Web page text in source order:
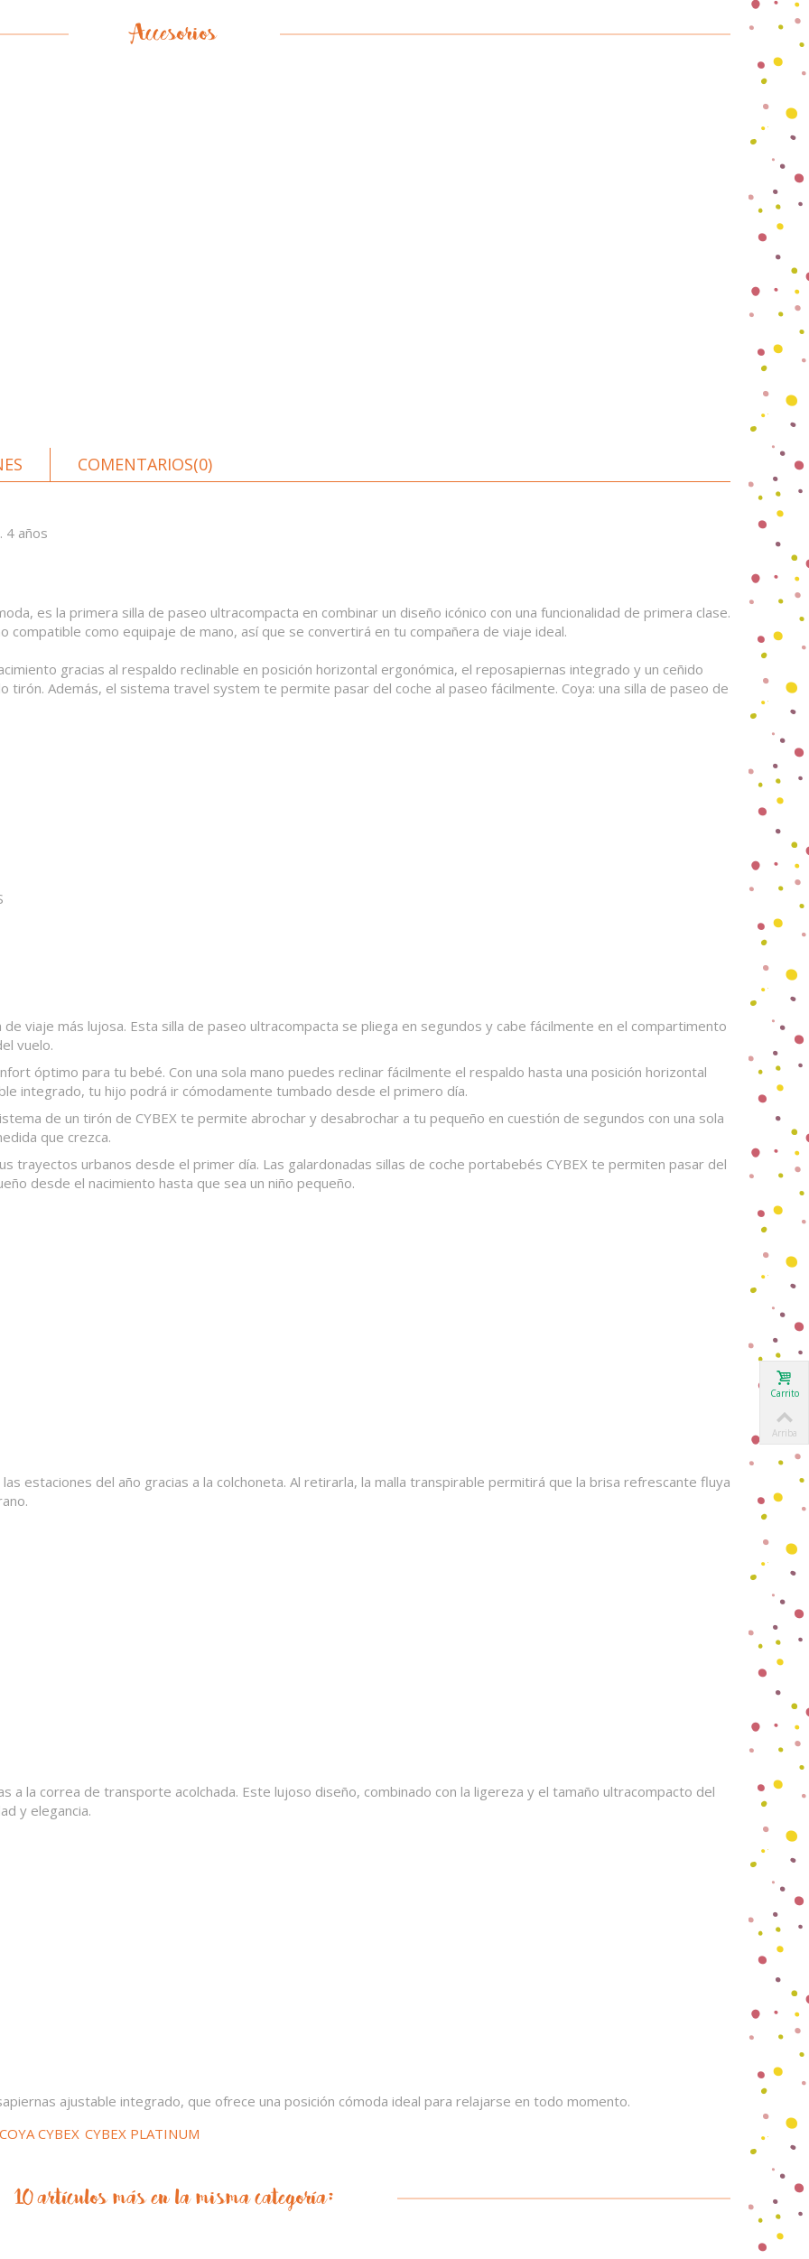
Accesorios
COMENTARIOS(0)
4 años
es la primera silla de paseo ultracompacta en combinar un diseño icónico con una funcionalidad de primera clase.
compatible como equipaje de mano, así que se convertirá en tu compañera de viaje ideal.
gracias al respaldo reclinable en posición horizontal ergonómica, el reposapiernas integrado y un ceñido
tirón. Además, el sistema travel system te permite pasar del coche al paseo fácilmente. Coya: una silla de paseo de
viaje más lujosa. Esta silla de paseo ultracompacta se pliega en segundos y cabe fácilmente en el compartimento
vuelo.
óptimo para tu bebé. Con una sola mano puedes reclinar fácilmente el respaldo hasta una posición horizontal
integrado, tu hijo podrá ir cómodamente tumbado desde el primero día.
de un tirón de CYBEX te permite abrochar y desabrochar a tu pequeño en cuestión de segundos con una sola
que crezca.
trayectos urbanos desde el primer día. Las galardonadas sillas de coche portabebés CYBEX te permiten pasar del
desde el nacimiento hasta que sea un niño pequeño.
estaciones del año gracias a la colchoneta. Al retirarla, la malla transpirable permitirá que la brisa refrescante fluya
a la correa de transporte acolchada. Este lujoso diseño, combinado con la ligereza y el tamaño ultracompacto del
y elegancia.
ajustable integrado, que ofrece una posición cómoda ideal para relajarse en todo momento.
COYA CYBEX CYBEX PLATINUM
10 artículos más en la misma categoría:
Carrito
Arriba